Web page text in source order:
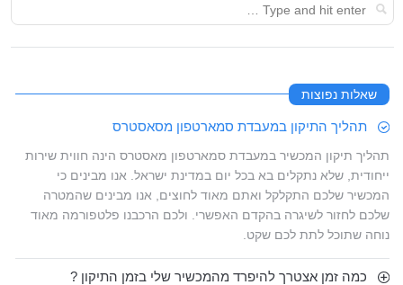
שאלות נפוצות
תהליך התיקון במעבדת סמארטפון מסאסטרס
תהליך תיקון המכשיר במעבדת סמארטפון מאסטרס הינה חווית שירות
ייחודית, שלא נתקלים בא בכל יום במדינת ישראל. אנו מבינים כי
המכשיר שלכם התקלקל ואתם מאוד לחוצים, אנו מבינים שהמטרה
שלכם לחזור לשיגרה בהקדם האפשרי. ולכם הרכבנו פלטפורמה מאוד
נוחה שתוכל לתת לכם שקט.
כמה זמן אצטרך להיפרד מהמכשיר שלי בזמן התיקון ?